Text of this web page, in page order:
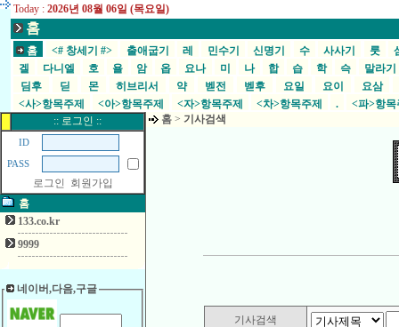
Today : 2026년 08월 06일 (목요일)
홈
홈 <# 창세기 #> 출애굽기 레 민수기 신명기 수 사사기 룻
겔
다니엘 호 욜 암 옵 요나 미 나 합 습 학 슥
말라기
딤후
딛 몬 히브리서 약 벧전 벧후 요일 요이 요삼
<사>항목주제
<아>항목주제 <자>항목주제 <차>항목주제 .
<파>항
:: 로그인 ::
ID
PASS
로그인
회원가입
홈
133.co.kr
9999
네이버,다음,구글
홈 > 기사검색
기사검색